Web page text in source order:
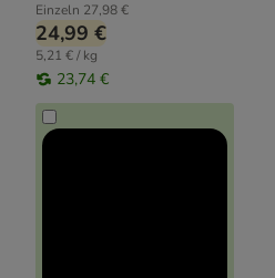
Einzeln 27,98 €
24,99 €
5,21 € / kg
23,74 €